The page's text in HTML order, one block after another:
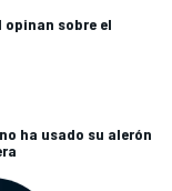
opinan sobre el
ha usado su alerón